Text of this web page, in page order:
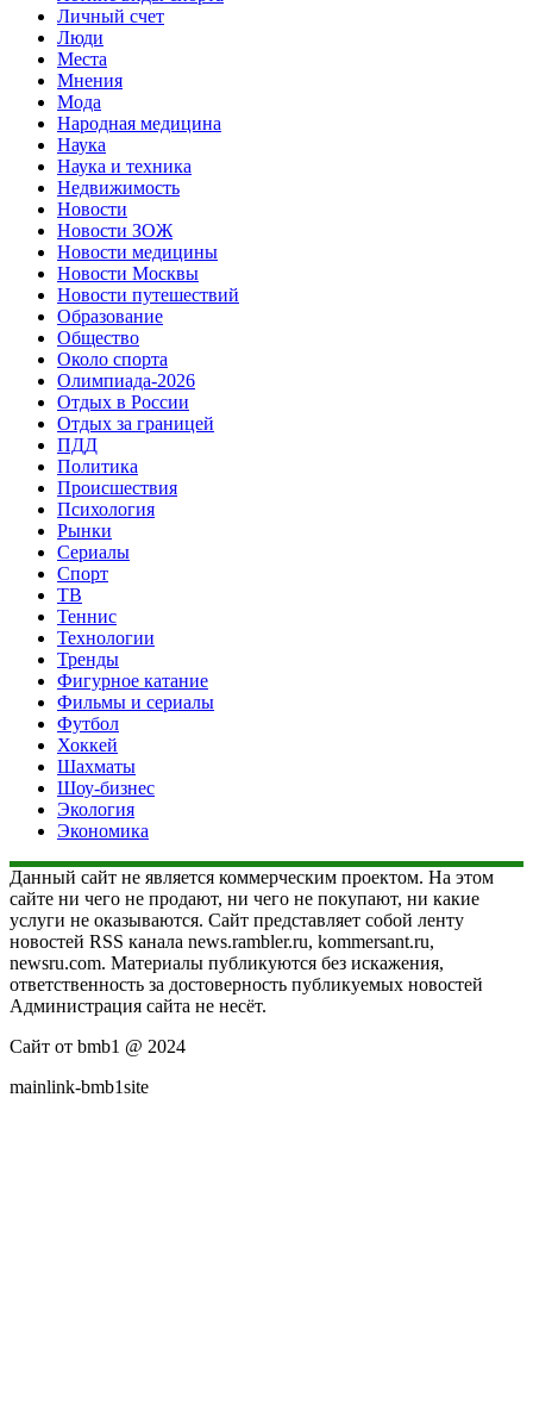
Личный счет
Люди
Места
Мнения
Мода
Народная медицина
Наука
Наука и техника
Недвижимость
Новости
Новости ЗОЖ
Новости медицины
Новости Москвы
Новости путешествий
Образование
Общество
Около спорта
Олимпиада-2026
Отдых в России
Отдых за границей
ПДД
Политика
Происшествия
Психология
Рынки
Сериалы
Спорт
ТВ
Теннис
Технологии
Тренды
Фигурное катание
Фильмы и сериалы
Футбол
Хоккей
Шахматы
Шоу-бизнес
Экология
Экономика
Данный сайт не является коммерческим проектом. На этом
сайте ни чего не продают, ни чего не покупают, ни какие
услуги не оказываются. Сайт представляет собой ленту
новостей RSS канала news.rambler.ru, kommersant.ru,
newsru.com. Материалы публикуются без искажения,
ответственность за достоверность публикуемых новостей
Администрация сайта не несёт.
Сайт от bmb1 @ 2024
mainlink-bmb1site